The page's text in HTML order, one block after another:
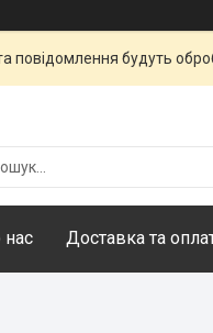
повідомлення будуть
Доставка та